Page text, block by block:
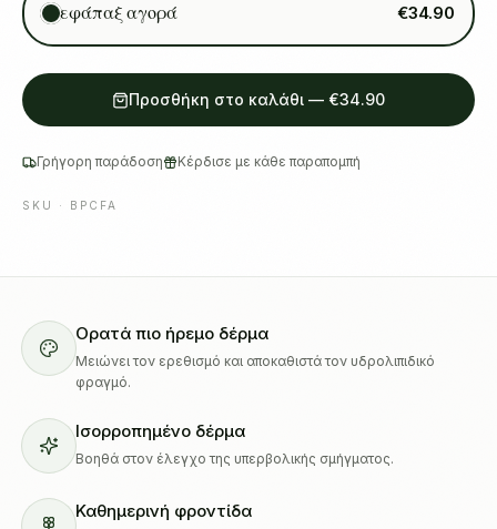
εφάπαξ αγορά €34.90
Προσθήκη στο καλάθι — €34.90
Γρήγορη παράδοση Κέρδισε με κάθε παραπομπή
SKU · BPCFA
Ορατά πιο ήρεμο δέρμα
Μειώνει τον ερεθισμό και αποκαθιστά τον υδρολιπιδικό
φραγμό.
Ισορροπημένο δέρμα
Βοηθά στον έλεγχο της υπερβολικής σμήγματος.
Καθημερινή φροντίδα